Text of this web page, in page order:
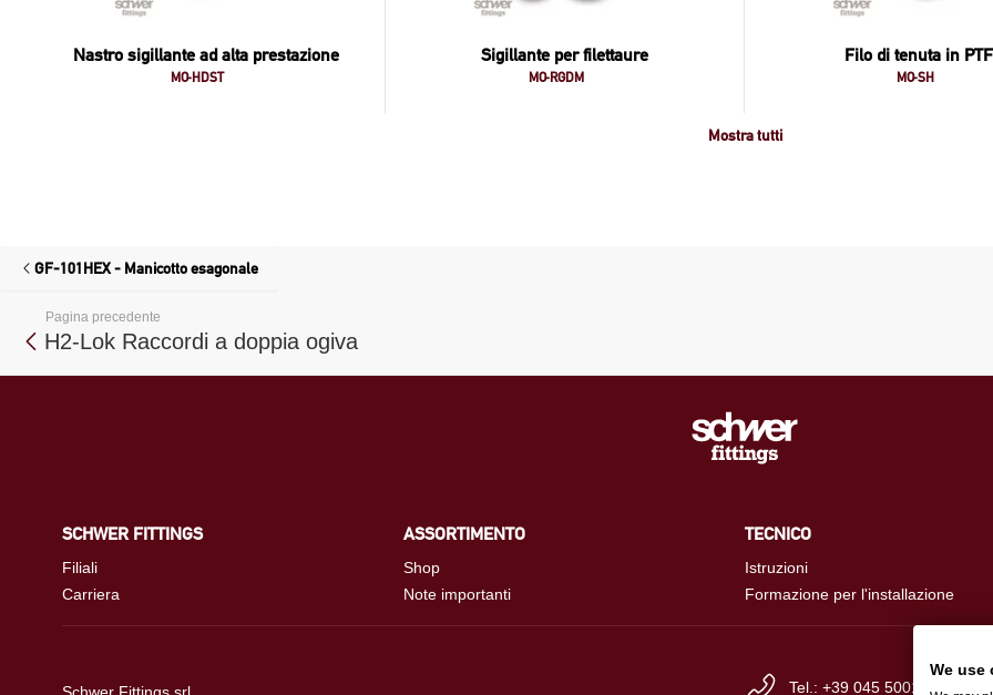
Nastro sigillante ad alta prestazione
MO-HDST
Sigillante per filettaure
MO-RGDM
Filo di tenuta in
MO-SH
Mostra tutti
GF-101HEX - Manicotto esagonale
Pagina precedente
H2-Lok Raccordi a doppia ogiva
SCHWER FITTINGS
Filiali
Carriera
ASSORTIMENTO
Shop
Note importanti
TECNICO
Istruzioni
Formazione per l'installazione
Schwer Fittings srl Tel.: +39 045 500109
We use